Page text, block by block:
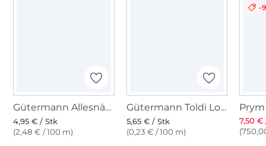
Gütermann Allesnäher (018) grün
4,95 € / Stk
(2,48 € / 100 m)
Gütermann Toldi Lock dunkelgrün
5,65 € / Stk
(0,23 € / 100 m)
-
7,50 €
Über 1.8 Millionen Meter Stoff versandfertig